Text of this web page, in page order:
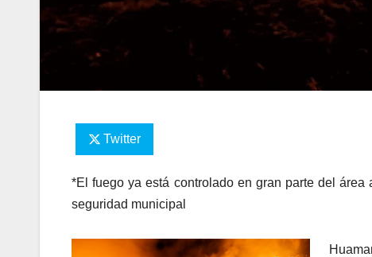
Twitter
*El fuego ya está controlado en gran parte del
seguridad municipal